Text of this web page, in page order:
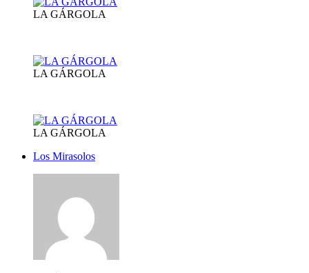
LA GÁRGOLA
LA GÁRGOLA
LA GÁRGOLA
Los Mirasolos